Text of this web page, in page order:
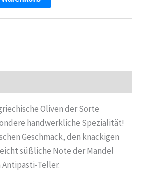
Oliven der Sorte
handwerkliche Spezialität!
Geschmack, den knackigen
süßliche Note der Mandel
Teller.